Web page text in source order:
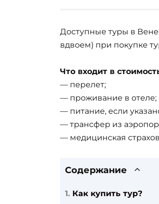
Доступные туры в
вдвоем) при покупке
Что входит в
— перелет;
— проживание в отеле;
— питание, если
— трансфер из
— медицинская
Содержание
Как купить тур?